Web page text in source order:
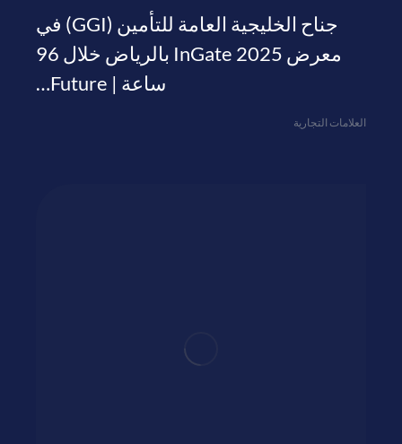
جناح الخليجية العامة للتأمين (GGI) في
معرض InGate 2025 بالرياض خلال 96
ساعة | Future…
العلامات التجارية